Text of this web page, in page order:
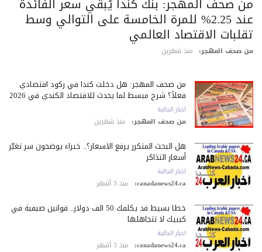
عند 2.25% للمرة الخامسة على التوالي وسط
الاقتصاد العالمي
صحف المهجر: منذ شهرين
من صحف المهجر: هل دخلت كندا في ركود اقتصادي
فعلاً؟ شرح مبسط لما يحدث للاقتصاد الكندي في 2026
اخبار الجالية
من صحف المهجر: منذ شهرين
هل البحث المتكرر يرفع الأسعار؟.. خبراء يوضحون سر تغيّر
أسعار التذاكر
اخبار الجالية
canadanews24.ca: منذ 3 أشهر
خطأ بسيط قد يكلّفك 50 ألف دولار.. قوانين صيفية في
كيبيك لا تتجاهلها
اخبار الجالية
canadanews24.ca: منذ 3 أشهر